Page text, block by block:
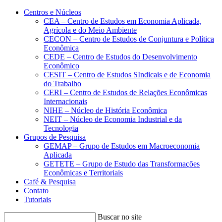
Conteúdo principal Menu principal
Centros e Núcleos
CEA – Centro de Estudos em Economia Aplicada,
Agrícola e do Meio Ambiente
CECON – Centro de Estudos de Conjuntura e Política
Econômica
CEDE – Centro de Estudos do Desenvolvimento
Econômico
CESIT – Centro de Estudos SIndicais e de Economia
do Trabalho
CERI – Centro de Estudos de Relações Econômicas
Internacionais
NIHE – Núcleo de História Econômica
NEIT – Núcleo de Economia Industrial e da
Tecnologia
Grupos de Pesquisa
GEMAP – Grupo de Estudos em Macroeconomia
Aplicada
GETETE – Grupo de Estudo das Transformações
Econômicas e Territoriais
Café & Pesquisa
Contato
Tutoriais
Buscar no site